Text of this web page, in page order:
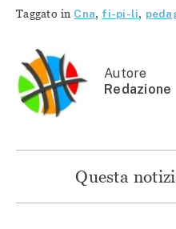
Twitter
(Si
finestra)
(Si
Taggato in Cna, fi-pi-li,
Autore
Redazione
Questa